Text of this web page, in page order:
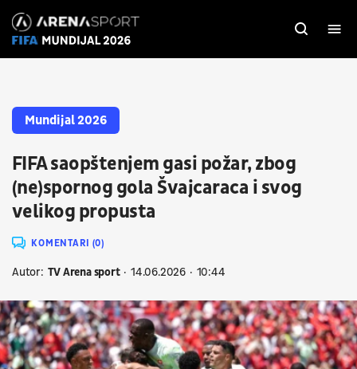
Mundijal 2026
FIFA saopštenjem gasi požar, zbog
(ne)spornog gola Švajcaraca i svog
velikog propusta
KOMENTARI (0)
Autor: TV Arena sport 14.06.2026 10:44